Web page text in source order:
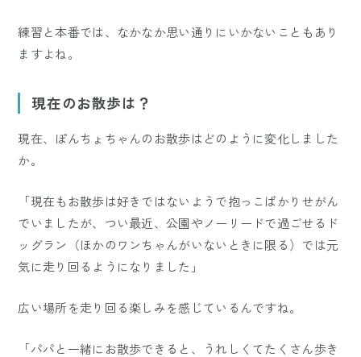
練習と本番では、なかなか思い通りにいかないこともあり
ますよね。
現在のお散歩は？
現在、ぽんちょちゃんのお散歩はどのように変化しました
か。
「現在もお散歩は好きではないようで抱っこばかりせがん
でいましたが、つい最近、公園やノーリードで過ごせるド
ッグラン（ほかのワンちゃんがいないときに限る）では元
気に走り回るようになりました」
広い場所を走り回る楽しみを感じているんですね。
「パパと一緒にお散歩できると、うれしくてたくさん歩き